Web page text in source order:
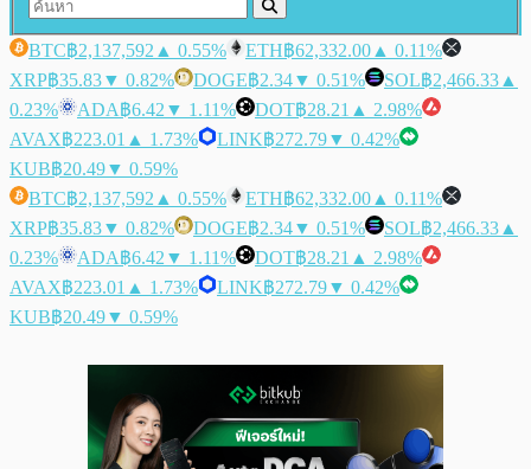
BTC฿2,137,592 ▲ 0.55% ETH฿62,332.00 ▲ 0.11%
XRP฿35.83▼ 0.82% DOGE฿2.34▼ 0.51% SOL฿2,466.33 ▲
0.23%
ADA฿6.42 ▼ 1.11% DOT฿28.21 ▲ 2.98%
AVAX฿223.01 ▲ 1.73% LINK฿272.79▼ 0.42%
KUB฿20.49▼ 0.59%
BTC฿2,137,592 ▲ 0.55% ETH฿62,332.00 ▲ 0.11%
XRP฿35.83▼ 0.82% DOGE฿2.34▼ 0.51% SOL฿2,466.33 ▲
0.23%
ADA฿6.42 ▼ 1.11% DOT฿28.21 ▲ 2.98%
AVAX฿223.01 ▲ 1.73% LINK฿272.79▼ 0.42%
KUB฿20.49▼ 0.59%